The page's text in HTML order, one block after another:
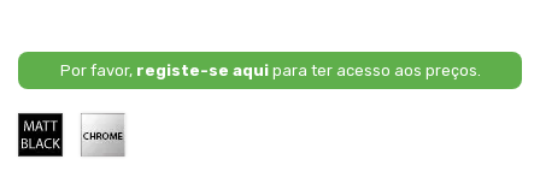
Por favor, registe-se aquipara ter acesso aos preços.
Fosco
Cromado